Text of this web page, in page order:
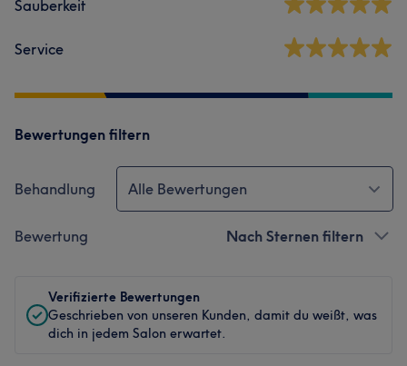
Sauberkeit
Service
Bewertungen filtern
Behandlung Alle Bewertungen
Bewertung Nach Sternen filtern
Verifizierte Bewertungen
Geschrieben von unseren Kunden, damit du weißt, was
dich in jedem Salon erwartet.